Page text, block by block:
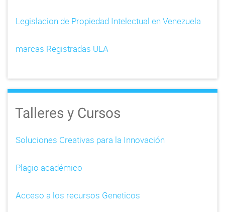
Legislacion de Propiedad Intelectual en Venezuela
marcas Registradas ULA
Talleres y Cursos
Soluciones Creativas para la Innovación
Plagio académico
Acceso a los recursos Geneticos